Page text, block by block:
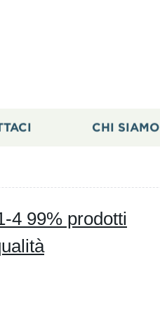
CHI SIAMO
4 99% prodotti